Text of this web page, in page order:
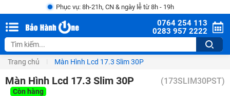
Phục vụ: 8h-21h, CN & ngày lễ từ 8h - 19h
0764 254 113
0283 957 2222
Trang chủ Màn Hình Lcd 17.3 Slim 30P
Màn Hình Lcd 17.3 Slim 30P (173SLIM30PST)
Còn hàng